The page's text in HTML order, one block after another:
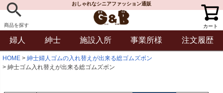
商品を探す
おしゃれなシニアファッション通販
カート
婦人 紳士 施設入所 事業所様 注文履歴
HOME
紳士婦人ゴムの入れ替えが出来る総ゴムズボン
紳士ゴム入れ替えが出来る総ゴムズボン